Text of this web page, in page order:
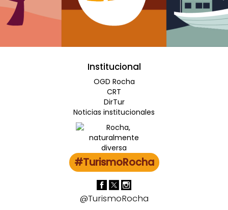
Institucional
OGD Rocha
CRT
DirTur
Noticias institucionales
#TurismoRocha
@TurismoRocha